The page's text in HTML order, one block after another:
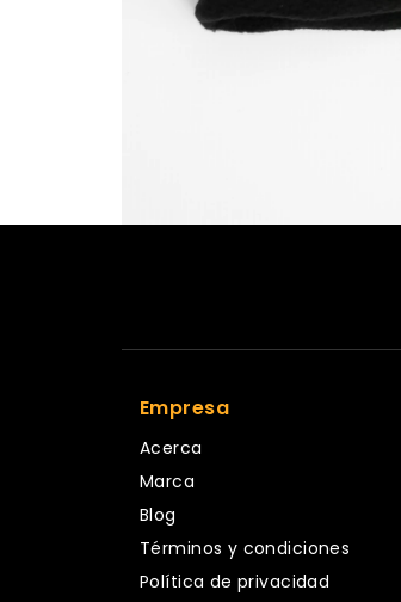
Empresa
Acerca
Marca
Blog
Términos y condiciones
Política de privacidad